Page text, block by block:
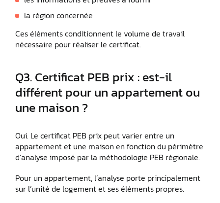
la région concernée
Ces éléments conditionnent le volume de travail
nécessaire pour réaliser le certificat.
Q3. Certificat PEB prix : est-il
différent pour un appartement ou
une maison ?
Oui. Le certificat PEB prix peut varier entre un
appartement et une maison en fonction du périmètre
d’analyse imposé par la méthodologie PEB régionale.
Pour un appartement, l’analyse porte principalement
sur l’unité de logement et ses éléments propres.